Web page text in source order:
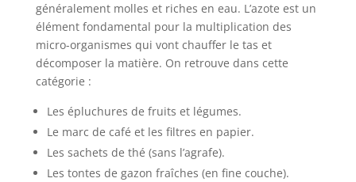
généralement molles et riches en eau. L’azote est un
élément fondamental pour la multiplication des
micro-organismes qui vont chauffer le tas et
décomposer la matière. On retrouve dans cette
catégorie :
Les épluchures de fruits et légumes.
Le marc de café et les filtres en papier.
Les sachets de thé (sans l’agrafe).
Les tontes de gazon fraîches (en fine couche).